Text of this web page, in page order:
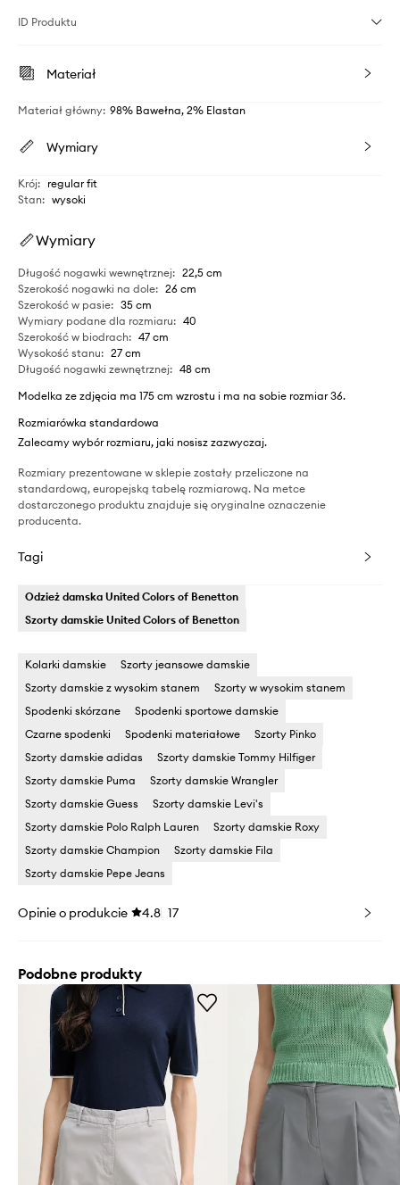
ID Produktu
Materiał
Materiał główny: 98% Bawełna, 2% Elastan
Wymiary
Krój: regular fit
Stan: wysoki
Wymiary
Długość nogawki wewnętrznej: 22,5 cm
Szerokość nogawki na dole: 26 cm
Szerokość w pasie: 35 cm
Wymiary podane dla rozmiaru: 40
Szerokość w biodrach: 47 cm
Wysokość stanu: 27 cm
Długość nogawki zewnętrznej: 48 cm
Modelka ze zdjęcia ma 175 cm wzrostu i ma na sobie rozmiar 36.
Rozmiarówka standardowa
Zalecamy wybór rozmiaru, jaki nosisz zazwyczaj.
Rozmiary prezentowane w sklepie zostały przeliczone na
standardową, europejską tabelę rozmiarową. Na metce
dostarczonego produktu znajduje się oryginalne oznaczenie
producenta.
Tagi
Odzież damska United Colors of Benetton
Szorty damskie United Colors of Benetton
Kolarki damskie
Szorty jeansowe damskie
Szorty damskie z wysokim stanem
Szorty w wysokim stanem
Spodenki skórzane
Spodenki sportowe damskie
Czarne spodenki
Spodenki materiałowe
Szorty Pinko
Szorty damskie adidas
Szorty damskie Tommy Hilfiger
Szorty damskie Puma
Szorty damskie Wrangler
Szorty damskie Guess
Szorty damskie Levi's
Szorty damskie Polo Ralph Lauren
Szorty damskie Roxy
Szorty damskie Champion
Szorty damskie Fila
Szorty damskie Pepe Jeans
Opinie o produkcie 4.8 17
Podobne produkty